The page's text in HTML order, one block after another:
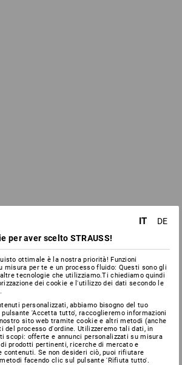
IT
DE
per aver scelto STRAUSS!
ottimale è la nostra priorità! Funzioni
misura per te e un processo fluido: Questi sono gli
tecnologie che utilizziamo.Ti chiediamo quindi
dei cookie e l'utilizzo dei dati secondo le
personalizzati, abbiamo bisogno del tuo
'Accetta tutto', raccoglieremo informazioni
sito web tramite cookie e altri metodi (anche
del processo d'ordine. Utilizzeremo tali dati, in
scopi: offerte e annunci personalizzati su misura
prodotti pertinenti, ricerche di mercato e
contenuti. Se non desideri ciò, puoi rifiutare
facendo clic sul pulsante 'Rifiuta tutto'.